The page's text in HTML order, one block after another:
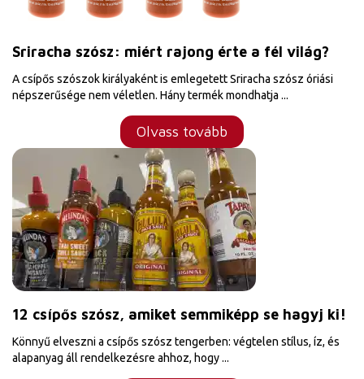
Sriracha szósz: miért rajong érte a fél világ?
A csípős szószok királyaként is emlegetett Sriracha szósz óriási
népszerűsége nem véletlen. Hány termék mondhatja ...
Olvass tovább
12 csípős szósz, amiket semmiképp se hagyj ki!
Könnyű elveszni a csípős szósz tengerben: végtelen stílus, íz, és
alapanyag áll rendelkezésre ahhoz, hogy ...